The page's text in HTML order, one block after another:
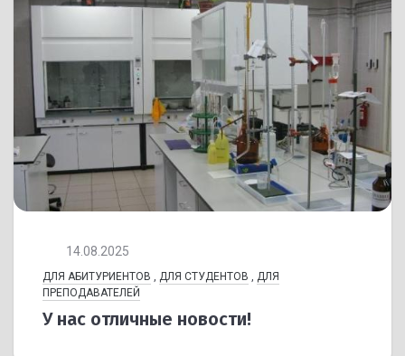
14.08.2025
ДЛЯ АБИТУРИЕНТОВ , ДЛЯ СТУДЕНТОВ , ДЛЯ
ПРЕПОДАВАТЕЛЕЙ
У нас отличные новости!